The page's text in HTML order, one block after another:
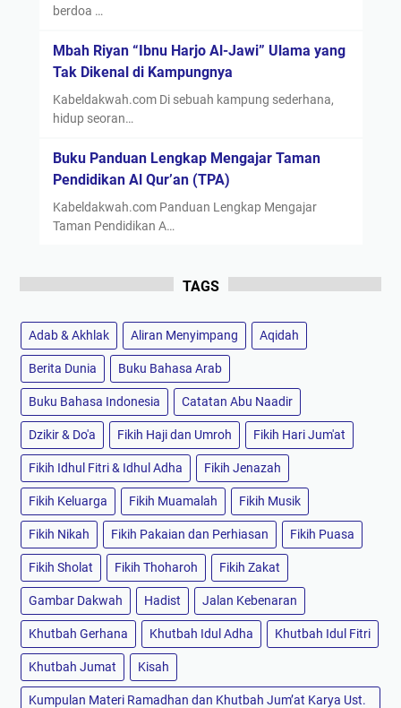
berdoa …
Mbah Riyan “Ibnu Harjo Al-Jawi” Ulama yang
Tak Dikenal di Kampungnya
Kabeldakwah.com Di sebuah kampung sederhana,
hidup seoran…
Buku Panduan Lengkap Mengajar Taman
Pendidikan Al Qur’an (TPA)
Kabeldakwah.com Panduan Lengkap Mengajar
Taman Pendidikan A…
TAGS
Adab & Akhlak Aliran Menyimpang Aqidah
Berita Dunia Buku Bahasa Arab
Buku Bahasa Indonesia Catatan Abu Naadir
Dzikir & Do'a Fikih Haji dan Umroh Fikih Hari Jum'at
Fikih Idhul Fitri & Idhul Adha Fikih Jenazah
Fikih Keluarga Fikih Muamalah Fikih Musik
Fikih Nikah Fikih Pakaian dan Perhiasan Fikih Puasa
Fikih Sholat Fikih Thoharoh Fikih Zakat
Gambar Dakwah Hadist Jalan Kebenaran
Khutbah Gerhana Khutbah Idul Adha Khutbah Idul Fitri
Khutbah Jumat Kisah
Kumpulan Materi Ramadhan dan Khutbah Jum’at Karya Ust.